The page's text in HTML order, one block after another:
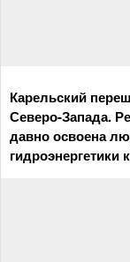
Карельский
Северо-Запада.
давно освоена